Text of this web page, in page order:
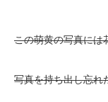
この萌黄の写真には
写真を持ち出し忘れ